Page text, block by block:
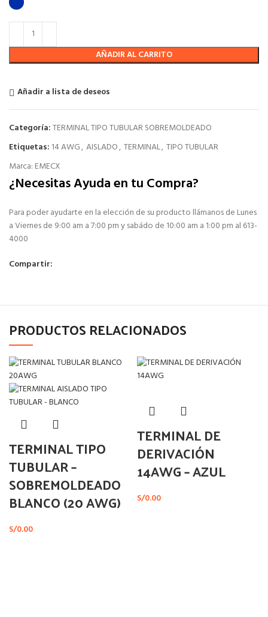
AÑADIR AL CARRITO
Añadir a lista de deseos
Categoría:TERMINAL TIPO TUBULAR SOBREMOLDEADO
Etiquetas: 14 AWG, AISLADO, TERMINAL, TIPO TUBULAR
Marca: EMECX
¿Necesitas Ayuda en tu Compra?
Para poder ayudarte en la elección de su producto llámanos de Lunes
a Viernes de 9:00 am a 7:00 pm y sabádo de 10:00 am a 1:00 pm al 613-
4000
Compartir:
PRODUCTOS RELACIONADOS
TERMINAL TIPO
TUBULAR –
SOBREMOLDEADO
BLANCO (20 AWG)
S/0.00
TERMINAL DE
DERIVACIÓN
14AWG – AZUL
S/0.00